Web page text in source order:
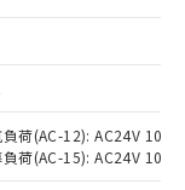
荷(AC-12): AC24V 10A/
負荷(AC-15): AC24V
意のうえ
の非含
のある
物質）の
を出す予